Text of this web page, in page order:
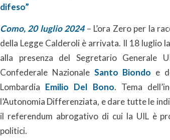
difeso”
Como, 20 luglio 2024– L’ora Zero per la
della Legge Calderoli è arrivata. Il 18 luglio
alla presenza del Segretario Generale
Confederale Nazionale Santo Biondo e
Lombardia Emilio Del Bono. Tema
l’Autonomia Differenziata, e dare tutte le
il referendum abrogativo di cui la UIL è
politici.